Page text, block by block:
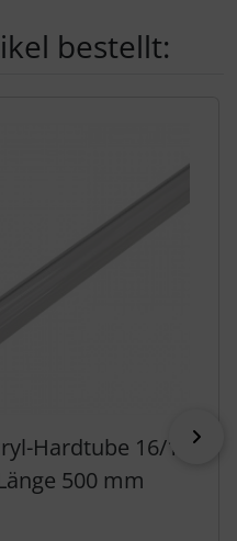
bestellt:
Hardtube 16/12
500 mm